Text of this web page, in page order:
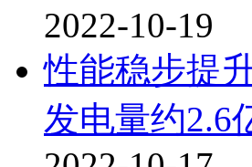
2022-10-19
性能稳步提
发电量约2.6